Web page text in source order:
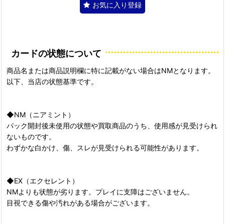
お気に入り登録
カードの状態について
商品名または商品説明欄に特に記載がない場合はNMとなります。
以下、当店の状態基準です。
◆NM（ニアミント）
パック開封後未使用の状態や買取商品のうち、使用感が見受けられ
ないものです。
わずかな白かけ、傷、スレが見受けられる可能性があります。
◆EX（エクセレント）
NMよりも状態が劣ります。プレイに支障はございません。
目視できる傷や汚れがある場合がございます。